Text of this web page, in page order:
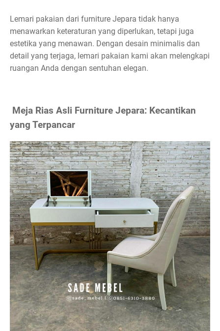
Lemari pakaian dari furniture Jepara tidak hanya
menawarkan keteraturan yang diperlukan, tetapi juga
estetika yang menawan. Dengan desain minimalis dan
detail yang terjaga, lemari pakaian kami akan melengkapi
ruangan Anda dengan sentuhan elegan.
Meja Rias Asli Furniture Jepara: Kecantikan
yang Terpancar